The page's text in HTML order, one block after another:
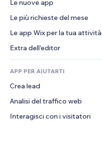
Chat
Commenti
Telefono
Community
Recensioni e testimonial
CRM
Le nuove app
Le più richieste del mese
Le app Wix per la tua attività
Extra dell'editor
APP PER AIUTARTI
Crea lead
Analisi del traffico web
Interagisci con i visitatori